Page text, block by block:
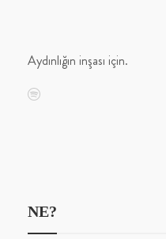
Aydınlığın inşası için.
NE?